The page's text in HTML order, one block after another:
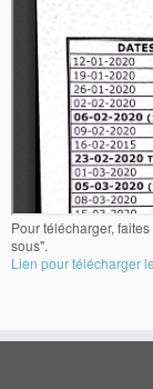
Pour télécharger,
sous".
Lien pour télécharger